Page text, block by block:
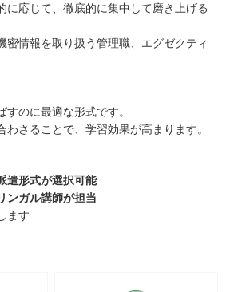
に応じて、徹底的に集中して磨き上げる
密情報を取り扱う管理職、エグゼクティ
のに最適な形式です。
わさることで、学習効果が高まります。
遣形式が選択可能
ンガル講師が担当
ます